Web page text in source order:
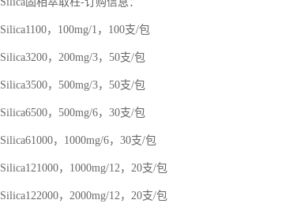
Silica1100，100mg/1，100支/包
Silica3200，200mg/3，50支/包
Silica3500，500mg/3，50支/包
Silica6500，500mg/6，30支/包
Silica61000，1000mg/6，30支/包
Silica121000，1000mg/12，20支/包
Silica122000，2000mg/12，20支/包